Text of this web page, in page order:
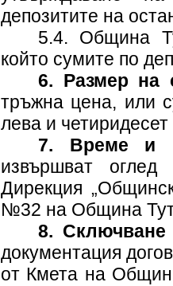
депозитите на
5.4. Община
който сумите по
6. Размер на
тръжна цена, или
лева и четиридесет
7. Време и
извършват
Дирекция
№32 на Община
8.
документация
от Кмета на